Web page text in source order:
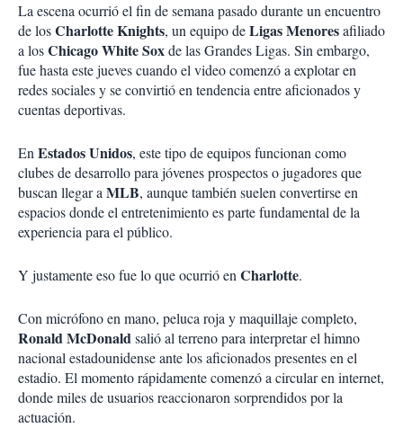
La escena ocurrió el fin de semana pasado durante un encuentro
de losCharlotte Knights, un equipo deLigas Menoresafiliado
a losChicago White Soxde las Grandes Ligas. Sin embargo,
fue hasta este jueves cuando el video comenzó a explotar en
redes sociales y se convirtió en tendencia entre aficionados y
cuentas deportivas.
EnEstados Unidos, este tipo de equipos funcionan como
clubes de desarrollo para jóvenes prospectos o jugadores que
buscan llegar aMLB, aunque también suelen convertirse en
espacios donde el entretenimiento es parte fundamental de la
experiencia para el público.
Y justamente eso fue lo que ocurrió enCharlotte.
Con micrófono en mano, peluca roja y maquillaje completo,
Ronald McDonaldsalió al terreno para interpretar el himno
nacional estadounidense ante los aficionados presentes en el
estadio. El momento rápidamente comenzó a circular en internet,
donde miles de usuarios reaccionaron sorprendidos por la
actuación.